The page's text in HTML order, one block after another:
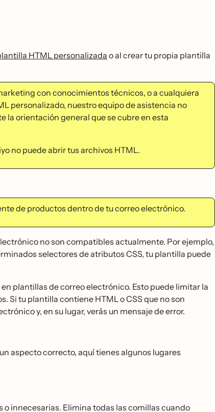
HTML personalizada o al crear tu propia plantilla
con conocimientos técnicos, o a cualquiera
personalizado, nuestro equipo de asistencia no
la orientación general que se cubre en esta
no puede abrir tus archivos HTML.
de productos dentro de tu correo electrónico.
no son compatibles actualmente. Por ejemplo,
selectores de atributos CSS, tu plantilla puede
plantillas de correo electrónico. Esto puede limitar la
Si tu plantilla contiene HTML o CSS que no son
y, en su lugar, verás un mensaje de error.
aspecto correcto, aquí tienes algunos lugares
innecesarias. Elimina todas las comillas cuando